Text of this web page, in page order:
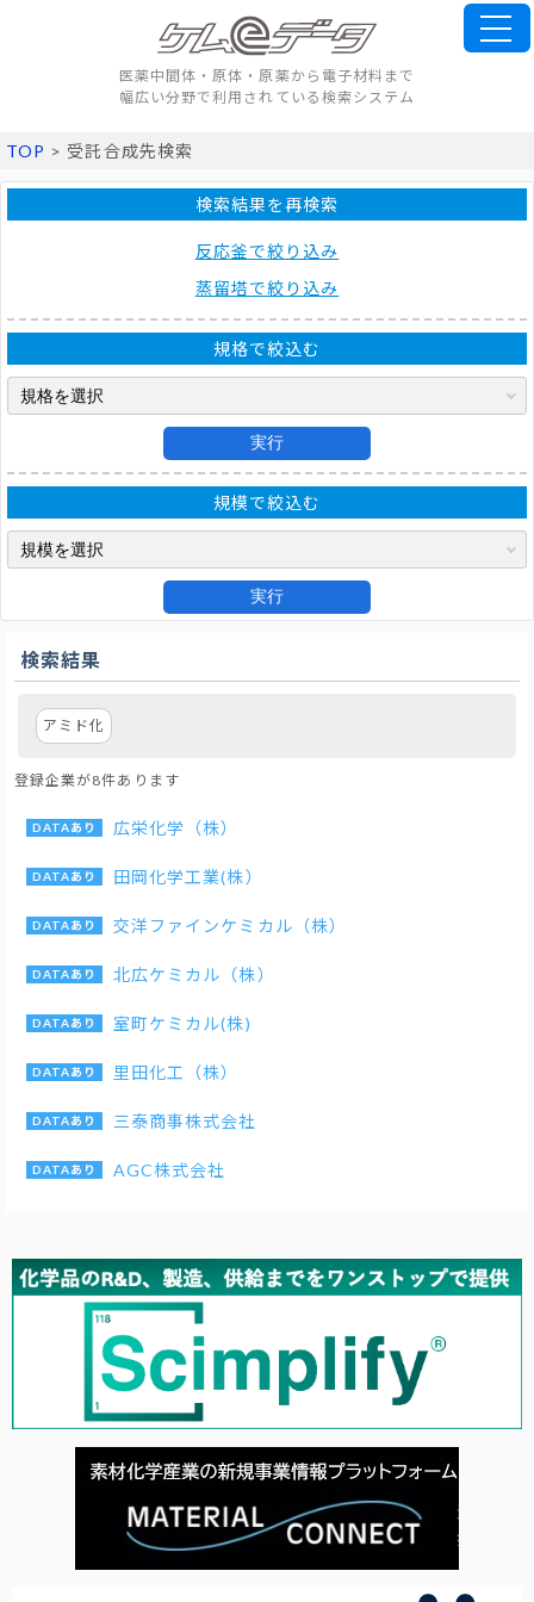
医薬中間体・原体・原薬から電子材料まで
幅広い分野で利用されている検索システム
TOP > 受託合成先検索
検索結果を再検索
反応釜で絞り込み
蒸留塔で絞り込み
規格で絞込む
実行
規模で絞込む
実行
検索結果
アミド化
登録企業が8件あります
広栄化学（株）
田岡化学工業(株）
交洋ファインケミカル（株）
北広ケミカル（株）
室町ケミカル(株)
里田化工（株）
三泰商事株式会社
AGC株式会社